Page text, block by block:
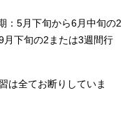
：5月下旬から6月中旬の2
月下旬の2または3週間行
は全てお断りしていま